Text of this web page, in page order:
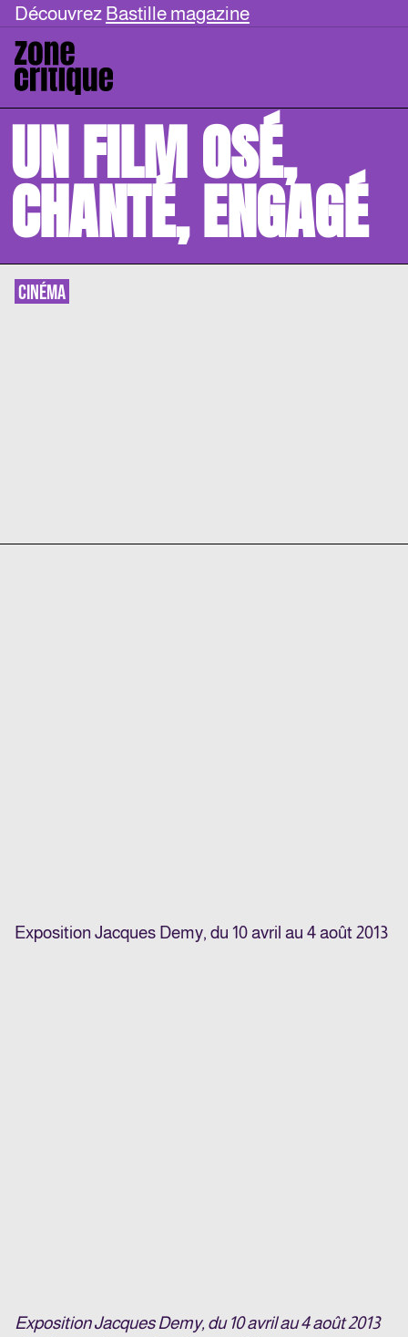
Découvrez Bastille magazine
UN FILM OSÉ,
CHANTÉ, ENGAGÉ
CINÉMA
Exposition Jacques Demy, du 10 avril au 4 août 2013
Exposition Jacques Demy, du 10 avril au 4 août 2013